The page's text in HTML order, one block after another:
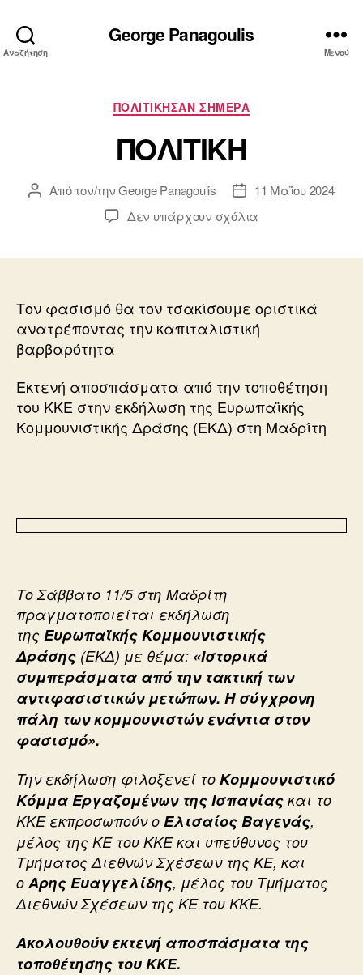
Αναζήτηση
George Panagoulis
Μενού
Κατηγορίες
ΠΟΛΙΤΙΚΗΣΑΝ ΣΗΜΕΡΑ
ΠΟΛΙΤΙΚΗ
Συντάκτης
Από τον/τηνGeorge Panagoulis
Ημ.
δημοσίευσης
11 Μαΐου 2024
Δεν υπάρχουν σχόλια
Τον φασισμό θα τον τσακίσουμε οριστικά
ανατρέποντας την καπιταλιστική
βαρβαρότητα
Εκτενή αποσπάσματα από την τοποθέτηση
του ΚΚΕ στην εκδήλωση της Ευρωπαϊκής
Κομμουνιστικής Δράσης (ΕΚΔ) στη Μαδρίτη
Το Σάββατο 11/5 στη Μαδρίτη
πραγματοποιείται εκδήλωση
της Ευρωπαϊκής Κομμουνιστικής
Δράσης (ΕΚΔ) με θέμα: «Ιστορικά
συμπεράσματα από την τακτική των
αντιφασιστικών μετώπων. Η σύγχρονη
πάλη των κομμουνιστών ενάντια στον
φασισμό».
Την εκδήλωση φιλοξενεί το Κομμουνιστικό
Κόμμα Εργαζομένων της Ισπανίας και το
ΚΚΕ εκπροσωπούν ο Ελισαίος Βαγενάς,
μέλος της ΚΕ του ΚΚΕ και υπεύθυνος του
Τμήματος Διεθνών Σχέσεων της ΚΕ, και
ο Αρης Ευαγγελίδης, μέλος του Τμήματος
Διεθνών Σχέσεων της ΚΕ του ΚΚΕ.
Ακολουθούν εκτενή αποσπάσματα της
τοποθέτησης του ΚΚΕ.